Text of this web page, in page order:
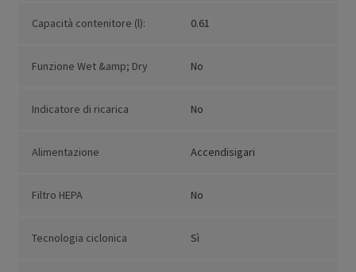
Capacità contenitore (l): 0.61
Funzione Wet &amp; Dry No
Indicatore di ricarica No
Alimentazione Accendisigari
Filtro HEPA No
Tecnologia ciclonica Sì